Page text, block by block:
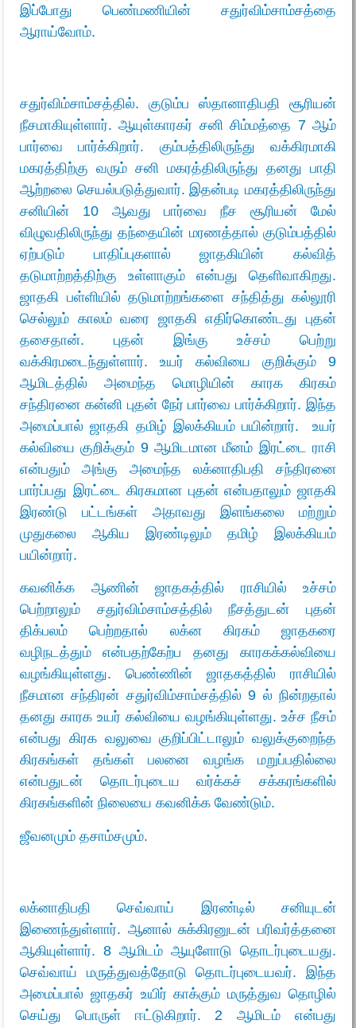
இப்போது பெண்மணியின் சதுர்விம்சாம்சத்தை
ஆராய்வோம்.
சதுர்விம்சாம்சத்தில். குடும்ப ஸ்தானாதிபதி சூரியன்
நீசமாகியுள்ளார். ஆயுள்காரகர் சனி சிம்மத்தை 7 ஆம்
பார்வை பார்க்கிறார். கும்பத்திலிருந்து வக்கிரமாகி
மகரத்திற்கு வரும் சனி மகரத்திலிருந்து தனது பாதி
ஆற்றலை செயல்படுத்துவார். இதன்படி மகரத்திலிருந்து
சனியின் 10 ஆவது பார்வை நீச சூரியன் மேல்
விழுவதிலிருந்து தந்தையின் மரணத்தால் குடும்பத்தில்
ஏற்படும் பாதிப்புகளால் ஜாதகியின் கல்வித்
தடுமாற்றத்திற்கு உள்ளாகும் என்பது தெளிவாகிறது.
ஜாதகி பள்ளியில் தடுமாற்றங்களை சந்தித்து கல்லூரி
செல்லும் காலம் வரை ஜாதகி எதிர்கொண்டது புதன்
தசைதான். புதன் இங்கு உச்சம் பெற்று
வக்கிரமடைந்துள்ளார். உயர் கல்வியை குறிக்கும் 9
ஆமிடத்தில் அமைந்த மொழியின் காரக கிரகம்
சந்திரனை கன்னி புதன் நேர் பார்வை பார்க்கிறார். இந்த
அமைப்பால் ஜாதகி தமிழ் இலக்கியம் பயின்றார். உயர்
கல்வியை குறிக்கும் 9 ஆமிடமான மீனம் இரட்டை ராசி
என்பதும் அங்கு அமைந்த லக்னாதிபதி சந்திரனை
பார்ப்பது இரட்டை கிரகமான புதன் என்பதாலும் ஜாதகி
இரண்டு பட்டங்கள் அதாவது இளங்கலை மற்றும்
முதுகலை ஆகிய இரண்டிலும் தமிழ் இலக்கியம்
பயின்றார்.
கவனிக்க ஆணின் ஜாதகத்தில் ராசியில் உச்சம்
பெற்றாலும் சதுர்விம்சாம்சத்தில் நீசத்துடன் புதன்
திக்பலம் பெற்றதால் லக்ன கிரகம் ஜாதகரை
வழிநடத்தும் என்பதற்கேற்ப தனது காரகக்கல்வியை
வழங்கியுள்ளது. பெண்ணின் ஜாதகத்தில் ராசியில்
நீசமான சந்திரன் சதுர்விம்சாம்சத்தில் 9 ல் நின்றதால்
தனது காரக உயர் கல்வியை வழங்கியுள்ளது. உச்ச நீசம்
என்பது கிரக வலுவை குறிப்பிட்டாலும் வலுக்குறைந்த
கிரகங்கள் தங்கள் பலனை வழங்க மறுப்பதில்லை
என்பதுடன் தொடர்புடைய வர்க்கச் சக்கரங்களில்
கிரகங்களின் நிலையை கவனிக்க வேண்டும்.
ஜீவனமும் தசாம்சமும்.
லக்னாதிபதி செவ்வாய் இரண்டில் சனியுடன்
இணைந்துள்ளார். ஆனால் சுக்கிரனுடன் பரிவர்த்தனை
ஆகியுள்ளார். 8 ஆமிடம் ஆயுளோடு தொடர்புடையது.
செவ்வாய் மருத்துவத்தோடு தொடர்புடையவர். இந்த
அமைப்பால் ஜாதகர் உயிர் காக்கும் மருத்துவ தொழில்
செய்து பொருள் ஈட்டுகிறார். 2 ஆமிடம் என்பது